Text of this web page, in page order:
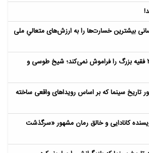
بیشترین خسارت‌ها را به ارزش‌های متعالیِ ملی
تاریخ حوزه علمیه نجف ۲ فقیه بزرگ را فراموش نمی‌کند؛ شیخ طوسی و
سینما که بر اساس رویداهای واقعی ساخته
کانادایی و خالق رمان مشهور «سرگذشت